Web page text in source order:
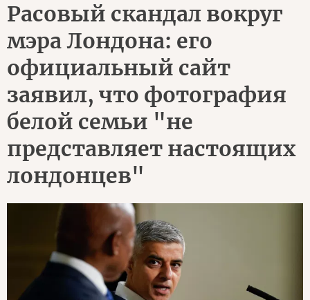
Расовый скандал вокруг
мэра Лондона: его
официальный сайт
заявил, что фотография
белой семьи "не
представляет настоящих
лондонцев"